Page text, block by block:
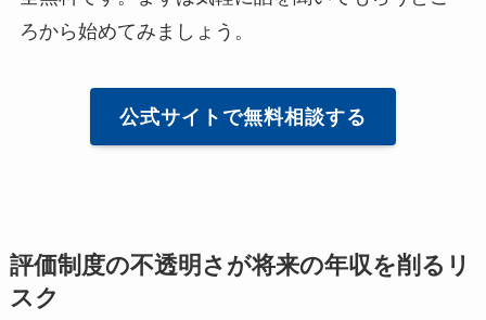
ろから始めてみましょう。
公式サイトで無料相談する
評価制度の不透明さが将来の年収を削るリ
スク